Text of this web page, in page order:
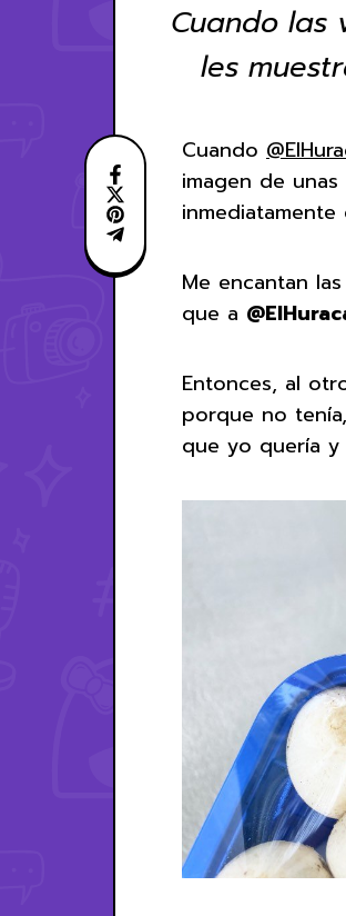
Cuando las
les
Cuando
imagen de
inmediatamente
Me encantan
que a
Entonces, al
porque no
que yo quería